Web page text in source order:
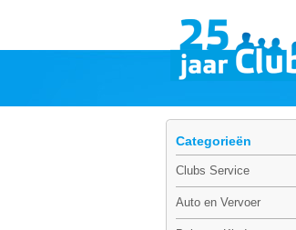
Categorieën
Clubs Service
Auto en Vervoer